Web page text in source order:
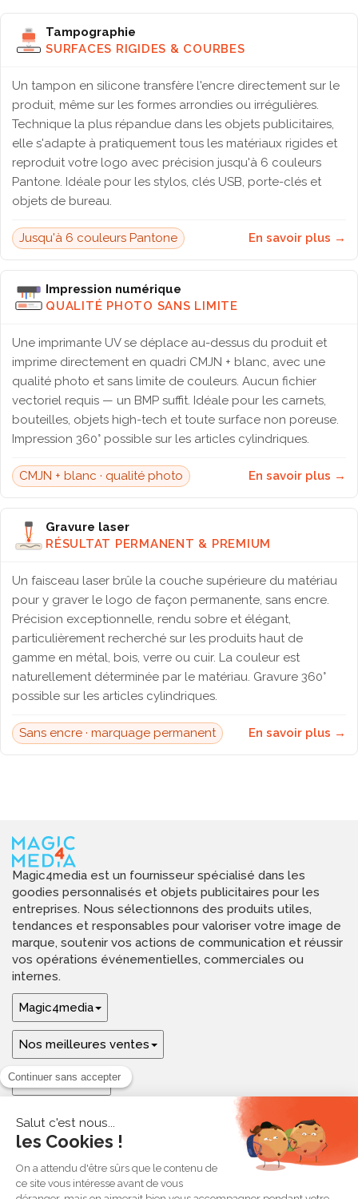
Tampographie
SURFACES RIGIDES & COURBES
Un tampon en silicone transfère l'encre directement sur le
produit, même sur les formes arrondies ou irrégulières.
Technique la plus répandue dans les objets publicitaires,
elle s'adapte à pratiquement tous les matériaux rigides et
reproduit votre logo avec précision jusqu'à 6 couleurs
Pantone. Idéale pour les stylos, clés USB, porte-clés et
objets de bureau.
Jusqu'à 6 couleurs Pantone En savoir plus →
Impression numérique
QUALITÉ PHOTO SANS LIMITE
Une imprimante UV se déplace au-dessus du produit et
imprime directement en quadri CMJN + blanc, avec une
qualité photo et sans limite de couleurs. Aucun fichier
vectoriel requis — un BMP suffit. Idéale pour les carnets,
bouteilles, objets high-tech et toute surface non poreuse.
Impression 360° possible sur les articles cylindriques.
CMJN + blanc · qualité photo En savoir plus →
Gravure laser
RÉSULTAT PERMANENT & PREMIUM
Un faisceau laser brûle la couche supérieure du matériau
pour y graver le logo de façon permanente, sans encre.
Précision exceptionnelle, rendu sobre et élégant,
particulièrement recherché sur les produits haut de
gamme en métal, bois, verre ou cuir. La couleur est
naturellement déterminée par le matériau. Gravure 360°
possible sur les articles cylindriques.
Sans encre · marquage permanent En savoir plus →
Magic4media est un fournisseur spécialisé dans les
goodies personnalisés et objets publicitaires pour les
entreprises. Nous sélectionnons des produits utiles,
tendances et responsables pour valoriser votre image de
marque, soutenir vos actions de communication et réussir
vos opérations événementielles, commerciales ou
internes.
Magic4media
Nos meilleures ventes
Guides & aide
Ressources & inspirations